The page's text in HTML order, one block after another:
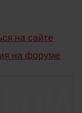
на сайте
на форуме